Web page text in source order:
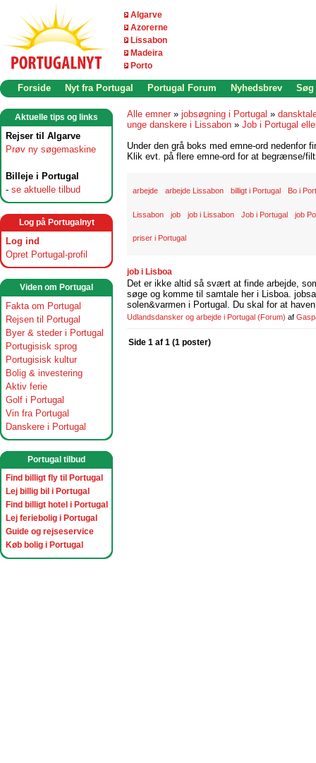
Algarve
Azorerne
Lissabon
Madeira
Porto
Forside Nyt fra Portugal Portugal Forum Nyhedsbrev Søg
Aktuelle tips og links
Rejser til Algarve
Prøv ny søgemaskine
Billeje i Portugal
- se aktuelle tilbud
Log på Portugalnyt
Log ind
Opret Portugal-profil
Viden om Portugal
Fakta om Portugal
Rejsen til Portugal
Byer & steder i Portugal
Portugisisk sprog
Portugisisk kultur
Bolig & investering
Aktiv ferie
Golf i Portugal
Vin fra Portugal
Danskere i Portugal
Portugal tilbud
Find billigt fly til Portugal
Lej billig bil i Portugal
Find billigt hotel i Portugal
Lej feriebolig i Portugal
Guide og rejseservice
Køb bolig i Portugal
Alle emner » jobsøgning i Portugal »
unge danskere i Lissabon » Job i Portugal
Under den grå boks med emne-ord nedenfor
Klik evt. på flere emne-ord for at begrænse/
arbejde arbejde Lissabon billigt i Portugal Bo i
Lissabon job job i Lissabon Job i Portugal job
priser i Portugal
job i Lisboa
Det er ikke altid så svært at finde arbejde,
søge og komme til samtale her i Lisboa.
solen&varmen i Portugal. Du skal for at
Udlandsdansker og arbejde i Portugal (Forum) af
Side 1 af 1 (1 poster)